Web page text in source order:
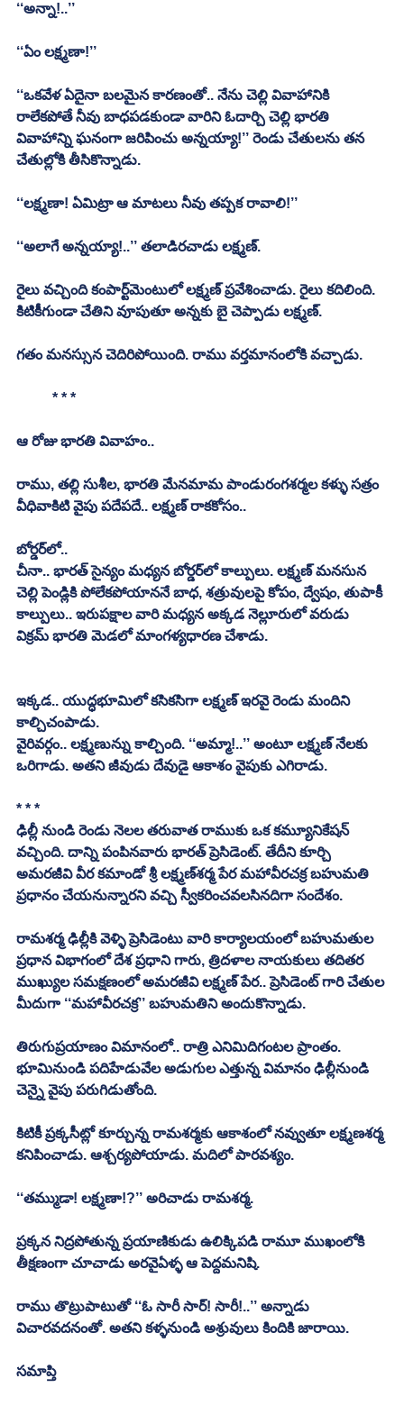
‘‘అన్నా!..’’
‘‘ఏం లక్ష్మణా!’’
‘‘ఒకవేళ ఏదైనా బలమైన కారణంతో.. నేను చెల్లి వివాహానికి
రాలేకపోతే నీవు బాధపడకుండా వారిని ఓదార్చి చెల్లి భారతి
వివాహాన్ని ఘనంగా జరిపించు అన్నయ్యా!’’ రెండు చేతులను తన
చేతుల్లోకి తీసికొన్నాడు.
‘‘లక్ష్మణా! ఏమిట్రా ఆ మాటలు నీవు తప్పక రావాలి!’’
‘‘అలాగే అన్నయ్యా!..’’ తలాడిరచాడు లక్ష్మణ్‌.
రైలు వచ్చింది కంపార్ట్‌మెంటులో లక్ష్మణ్‌ ప్రవేశించాడు. రైలు కదిలింది.
కిటికీగుండా చేతిని వూపుతూ అన్నకు బై చెప్పాడు లక్ష్మణ్‌.
గతం మనస్సున చెదిరిపోయింది. రాము వర్తమానంలోకి వచ్చాడు.
	* * *
ఆ రోజు భారతి వివాహం..
రాము, తల్లి సుశీల, భారతి మేనమామ పాండురంగశర్మల కళ్ళు సత్రం
వీధివాకిటి వైపు పదేపదే.. లక్ష్మణ్‌ రాకకోసం..
బోర్డర్‌లో..
చీనా.. భారత్‌ సైన్యం మధ్యన బోర్డర్‌లో కాల్పులు. లక్ష్మణ్‌ మనసున
చెల్లి పెండ్లికి పోలేకపోయాననే బాధ, శత్రువులపై కోపం, ద్వేషం, తుపాకీ
కాల్పులు.. ఇరుపక్షాల వారి మధ్యన అక్కడ నెల్లూరులో వరుడు
ఇక్కడ.. యుద్ధభూమిలో కసికసిగా లక్ష్మణ్‌ ఇరవై రెండు మందిని
కాల్చిచంపాడు.
వైరివర్గం.. లక్ష్మణున్ను కాల్చింది. ‘‘అమ్మా!..’’ అంటూ లక్ష్మణ్‌ నేలకు
ఒరిగాడు. అతని జీవుడు దేవుడై ఆకాశం వైపుకు ఎగిరాడు.
* * *
ఢిల్లీ నుండి రెండు నెలల తరువాత రాముకు ఒక కమ్యూనికేషన్‌
వచ్చింది. దాన్ని పంపినవారు భారత్‌ ప్రెసిడెంట్‌. తేదీని కూర్చి
అమరజీవి వీర కమాండో శ్రీ లక్ష్మణ్‌శర్మ పేర మహావీరచక్ర బహుమతి
ప్రధానం చేయనున్నారని వచ్చి స్వీకరించవలసినదిగా సందేశం.
రామశర్మ ఢిల్లీకి వెళ్ళి ప్రెసిడెంటు వారి కార్యాలయంలో బహుమతుల
ప్రధాన విభాగంలో దేశ ప్రధాని గారు, త్రిదళాల నాయకులు తదితర
ముఖ్యుల సమక్షణంలో అమరజీవి లక్ష్మణ్‌ పేర.. ప్రెసిడెంట్‌ గారి చేతుల
మీదుగా ‘‘మహావీరచక్ర’’ బహుమతిని అందుకొన్నాడు.
తిరుగుప్రయాణం విమానంలో.. రాత్రి ఎనిమిదిగంటల ప్రాంతం.
భూమినుండి పదిహేడువేల అడుగుల ఎత్తున్న విమానం ఢిల్లీనుండి
చెన్నై వైపు పరుగిడుతోంది.
కిటికీ ప్రక్కసీట్లో కూర్చున్న రామశర్మకు ఆకాశంలో నవ్వుతూ లక్ష్మణశర్మ
కనిపించాడు. ఆశ్చర్యపోయాడు. మదిలో పారవశ్యం.
‘‘తమ్ముడా! లక్ష్మణా!?’’ అరిచాడు రామశర్మ.
ప్రక్కన నిద్రపోతున్న ప్రయాణికుడు ఉలిక్కిపడి రామూ ముఖంలోకి
తీక్షణంగా చూచాడు అరవైఏళ్ళ ఆ పెద్దమనిషి.
రాము తొట్రుపాటుతో ‘‘ఓ సారీ సార్‌! సారీ!..’’ అన్నాడు
విచారవదనంతో. అతని కళ్ళనుండి అశ్రువులు కిందికి జారాయి.
సమాప్తి